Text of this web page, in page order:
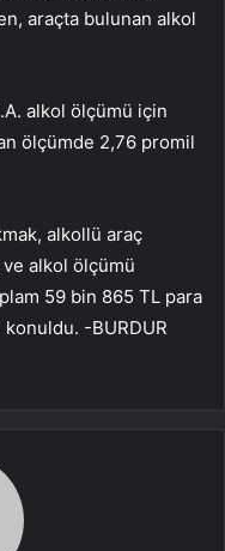
araçta bulunan alkol
alkol ölçümü için
ölçümde 2,76 promil
alkollü araç
ve alkol ölçümü
59 bin 865 TL para
konuldu. -BURDUR